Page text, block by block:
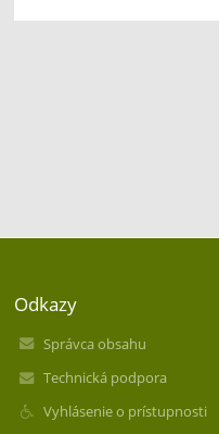
Odkazy
Správca obsahu
Technická podpora
Vyhlásenie o prístupnosti